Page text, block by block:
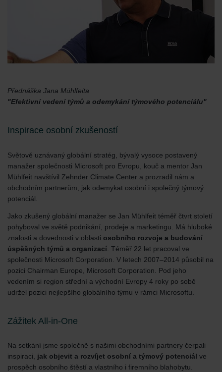
Přednáška Jana Mühlfeita
"Efektivní vedení týmů a odemykání týmového potenciálu"
Inspirace osobní zkušeností
Světově uznávaný globální stratég, bývalý vysoce postavený
manažer společnosti Microsoft pro Evropu, kouč a mentor Jan
Mühlfeit navštívil Zehnder Climate Center a prozradil nám a
obchodním partnerům, jak odemykat osobní i společný týmový
potenciál.
Jako zkušený globální manažer se Jan Mühlfeit téměř čtvrt století
pohyboval ve světě podnikání, prodeje a marketingu. Má hluboké
znalosti a dovednosti v oblasti osobního rozvoje a budování
úspěšných týmů a organizací . Téměř 22 let pracoval ve
společnosti Microsoft Corporation. V letech 2007–2014 působil na
pozici Chairman Europe, Microsoft Corporation. Pod jeho
vedením si region střední a východní Evropy 4 roky po sobě
udržel pozici nejlepšího globálního týmu v rámci Microsoftu.
Zážitek All-in-One
Na setkání jsme společně s našimi obchodními partnery čerpali
inspiraci,
jak objevit a rozvíjet osobní a týmový potenciál ve
prospěch osobního štěstí a vlastního i firemního blahobytu.